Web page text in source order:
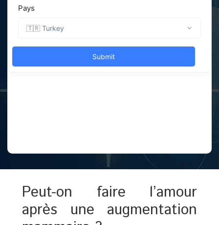
Peut-on faire l’amour
après une augmentation